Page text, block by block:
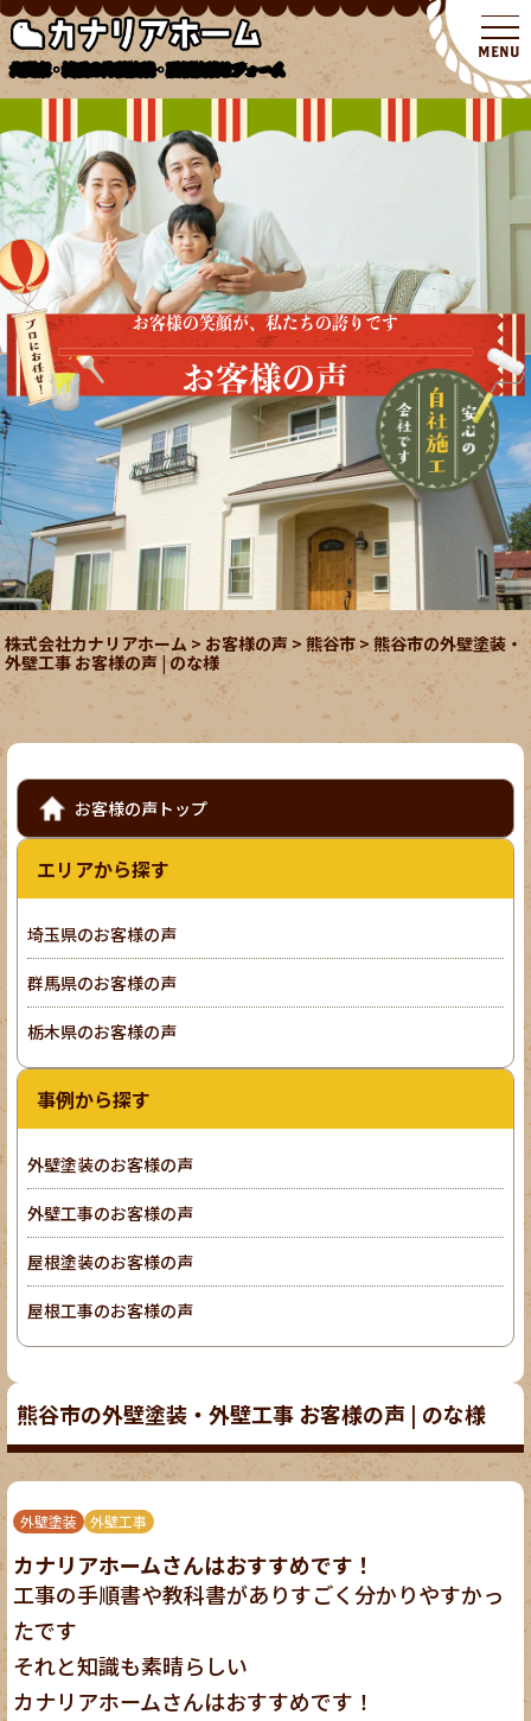
北関東・埼玉の外壁塗装・屋根塗装リフォーム
お客様の笑顔が、私たちの誇りです
お客様の声
株式会社カナリアホーム >お客様の声>熊谷市>熊谷市の外壁塗装・
外壁工事 お客様の声 | のな様
熊谷市の外壁塗装・外壁工事 お客様の声 | のな様
外壁塗装 外壁工事
カナリアホームさんはおすすめです！
工事の手順書や教科書がありすごく分かりやすかっ
たです
それと知識も素晴らしい
カナリアホームさんはおすすめです！
お客様の声トップ
エリアから探す
埼玉県のお客様の声
群馬県のお客様の声
栃木県のお客様の声
事例から探す
外壁塗装のお客様の声
外壁工事のお客様の声
屋根塗装のお客様の声
屋根工事のお客様の声